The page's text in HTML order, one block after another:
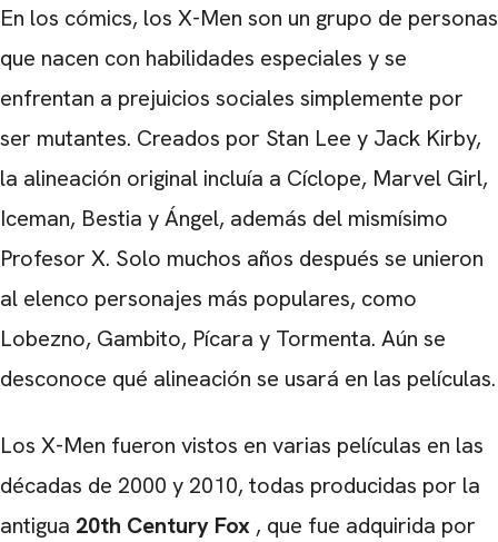
En los cómics, los X-Men son un grupo de personas
que nacen con habilidades especiales y se
enfrentan a prejuicios sociales simplemente por
ser mutantes. Creados por Stan Lee y Jack Kirby,
la alineación original incluía a Cíclope, Marvel Girl,
Iceman, Bestia y Ángel, además del mismísimo
Profesor X. Solo muchos años después se unieron
al elenco personajes más populares, como
Lobezno, Gambito, Pícara y Tormenta. Aún se
desconoce qué alineación se usará en las películas.
Los X-Men fueron vistos en varias películas en las
décadas de 2000 y 2010, todas producidas por la
antigua 20th Century Fox , que fue adquirida por
CARREGANDO PUBLICIDADE